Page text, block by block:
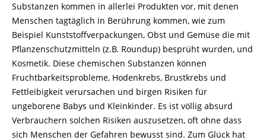
Substanzen kommen in allerlei Produkten vor, mit denen
Menschen tagtäglich in Berührung kommen, wie zum
Beispiel Kunststoffverpackungen, Obst und Gemüse die mit
Pflanzenschutzmitteln (z.B. Roundup) besprüht wurden, und
Kosmetik. Diese chemischen Substanzen können
Fruchtbarkeitsprobleme, Hodenkrebs, Brustkrebs und
Fettleibigkeit verursachen und birgen Risiken für
ungeborene Babys und Kleinkinder. Es ist völlig absurd
Verbrauchern solchen Risiken auszusetzen, oft ohne dass
sich Menschen der Gefahren bewusst sind. Zum Glück hat